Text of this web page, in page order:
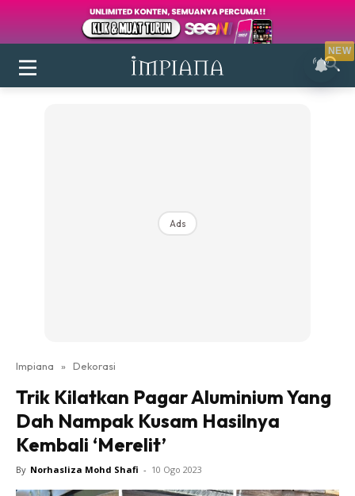
Login|Register
Ruang Makan
Ruang Tamu
Direktori
Interior Design
Landskap
Ads
Impiana » Dekorasi
Trik Kilatkan Pagar Aluminium Yang
Dah Nampak Kusam Hasilnya
Kembali ‘Merelit’
By Norhasliza Mohd Shafi - 10 Ogo 2023
NEW